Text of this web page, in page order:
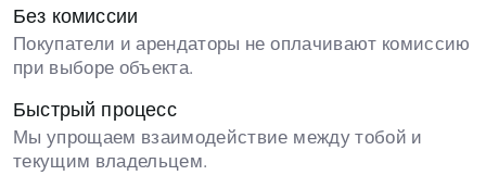
Без комиссии
Покупатели и арендаторы не оплачивают комиссию
при выборе объекта.
Быстрый процесс
Мы упрощаем взаимодействие между тобой и
текущим владельцем.